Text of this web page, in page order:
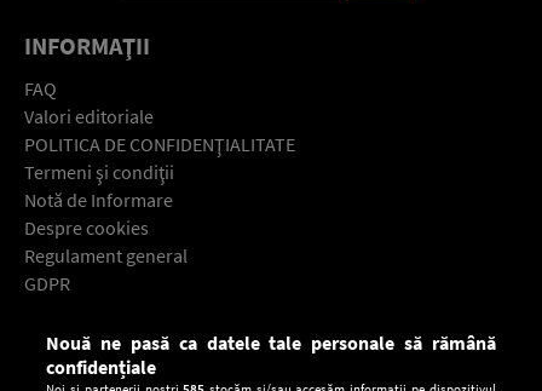
INFORMAŢII
FAQ
Valori editoriale
POLITICA DE CONFIDENŢIALITATE
Termeni şi condiţii
Notă de Informare
Despre cookies
Regulament general
GDPR
Descarcă gratuit aplicaţia Europa FM pentru smartphone:
Nouă ne pasă ca datele tale personale să rămână
confidențiale